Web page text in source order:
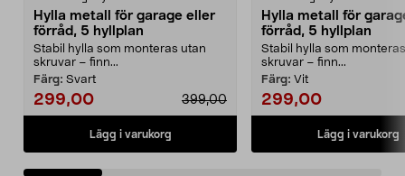
Hylla metall för garage eller
förråd, 5 hyllplan
Stabil hylla som monteras utan
skruvar – finn...
Färg: Svart
299,00 399,00
Lägg i varukorg
Hylla metall för
förråd, 5 hyllplan
Stabil hylla som
skruvar – finn...
Färg: Vit
299,00
Lägg i varukorg